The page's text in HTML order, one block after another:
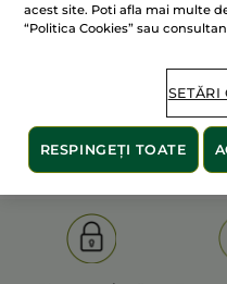
Afișați mai
OLD PRODUCT LINE
acest site. Poti afla mai multe
“Politica Cookies” sau
SETĂRI
RESPINGEȚI TOATE